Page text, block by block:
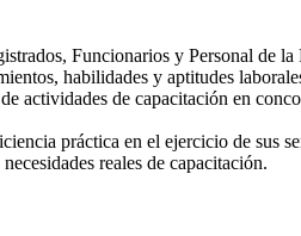
Funcionarios y Personal de
habilidades y aptitudes
actividades de capacitación en
práctica en el ejercicio de sus
reales de capacitación.